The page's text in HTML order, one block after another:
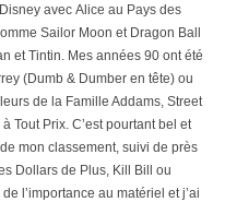
avec Alice au Pays des
Sailor Moon et Dragon Ball
et Tintin. Mes années 90 ont été
(Dumb & Dumber en tête) ou
de la Famille Addams, Street
Tout Prix. C’est pourtant bel et
mon classement, suivi de près
Dollars de Plus, Kill Bill ou
l’importance au matériel et j’ai